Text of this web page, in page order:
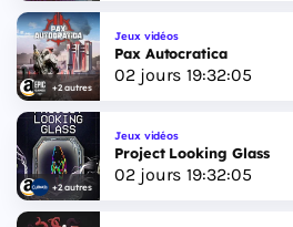
+2 autres
Jeux vidéos
Pax Autocratica
02jours 19:32:04
+2 autres
Jeux vidéos
Project Looking Glass
02jours 19:32:04